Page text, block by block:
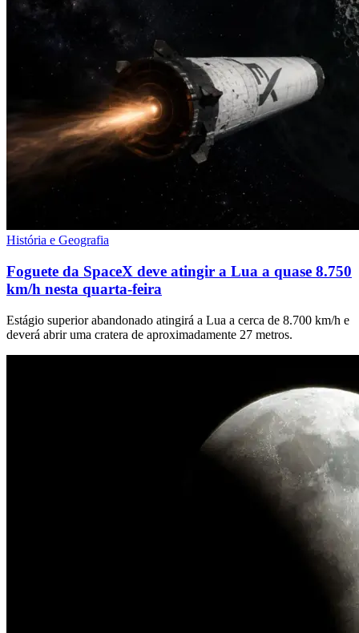
História e Geografia
Foguete da SpaceX deve atingir a Lua a quase 8.750
km/h nesta quarta-feira
Estágio superior abandonado atingirá a Lua a cerca de 8.700 km/h e
deverá abrir uma cratera de aproximadamente 27 metros.